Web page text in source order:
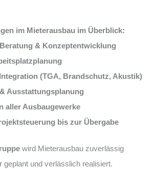
im Mieterausbau im Überblick:
& Konzeptentwicklung
(TGA, Brandschutz, Akustik)
Ausstattungsplanung
aller Ausbaugewerke
bis zur Übergabe
wird Mieterausbau zuverlässig
geplant und verlässlich realisiert.